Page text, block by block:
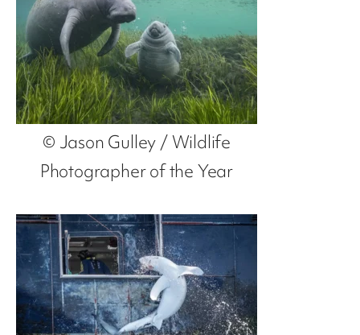
© Jason Gulley / Wildlife
Photographer of the Year